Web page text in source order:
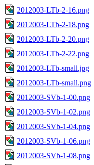
2012003-LTb-2-16.png
2012003-LTb-2-18.png
2012003-LTb-2-20.png
2012003-LTb-2-22.png
2012003-LTb-small.jpg
2012003-LTb-small.png
2012003-SVb-1-00.png
2012003-SVb-1-02.png
2012003-SVb-1-04.png
2012003-SVb-1-06.png
2012003-SVb-1-08.png